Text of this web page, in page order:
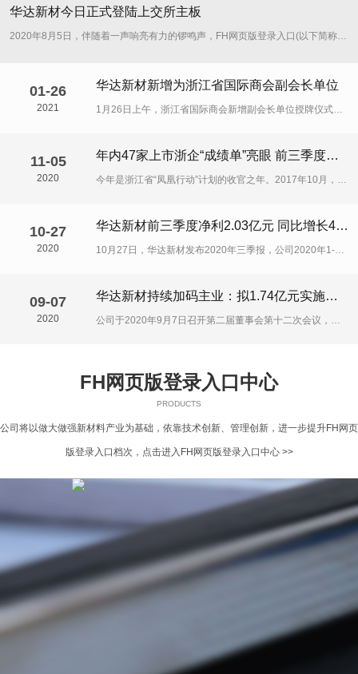
08-05
华达新材今日正式登陆上交所主板
2020年8月5日，伴随着一声响亮有力的锣鸣声，FH网页版登录入口(以下简称“华达新材”)正式在上海证券交易所主板挂牌上市，登陆A股资本...
01-26
2021
华达新材新增为浙江省国际商会副会长单位
1月26日上午，浙江省国际商会新增副会长单位授牌仪式在杭州成功举行，省贸促、省国际商会会长陈宗尧为FH网页版登录入口等6家新当选的副会长....
11-05
2020
年内47家上市浙企“成绩单”亮眼 前三季度营收均超亿元
今年是浙江省“凤凰行动”计划的收官之年。2017年10月，浙江省提出以企业上市和并购重组为核心的“凤凰行动”计划，鼓励浙江企业加快上市步伐。自“凤....
10-27
2020
华达新材前三季度净利2.03亿元 同比增长43.99%
10月27日，华达新材发布2020年三季报，公司2020年1-9月实现营业收入43.97亿元，同比增长9.51%，归属于上市公司股东的净利润为2.....
09-07
2020
华达新材持续加码主业：拟1.74亿元实施技改项目
公司于2020年9月7日召开第二届董事会第十二次会议，审议通过《关于实施年产35万吨热镀铝锌板及基板技改项目的议案》。公司拟以自有资金实施年产35....
FH网页版登录入口中心
PRODUCTS
公司将以做大做强新材料产业为基础，依靠技术创新、管理创新，进一步提升FH网页
版登录入口档次， 点击进入FH网页版登录入口中心 >>